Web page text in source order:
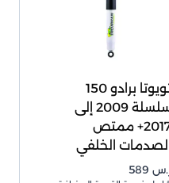
تويوتا برادو 150
سلسلة 2009 إلى
2017+ ممتص
الصدمات الخلفي